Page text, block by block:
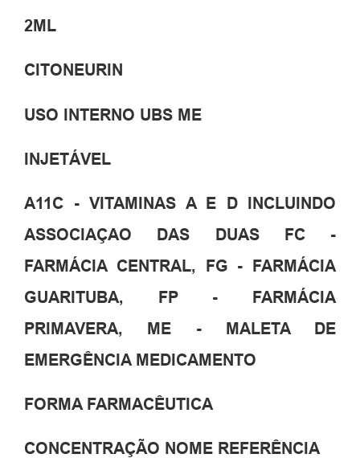
2ML
CITONEURIN
USO INTERNO UBS ME
INJETÁVEL
A11C - VITAMINAS A E D INCLUINDO
ASSOCIAÇAO DAS DUAS FC -
FARMÁCIA CENTRAL, FG - FARMÁCIA
GUARITUBA, FP - FARMÁCIA
PRIMAVERA, ME - MALETA DE
EMERGÊNCIA MEDICAMENTO
FORMA FARMACÊUTICA
CONCENTRAÇÃO NOME REFERÊNCIA